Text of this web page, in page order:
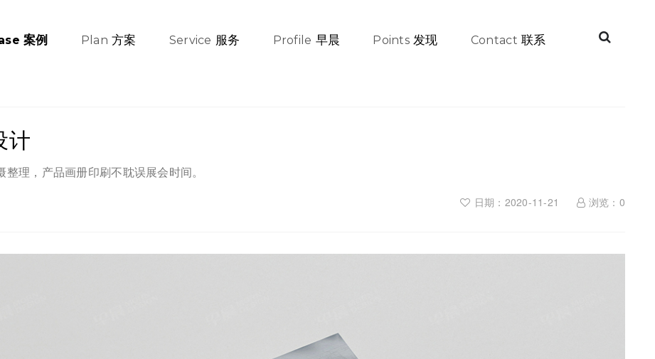
案例 Plan 方案 Service 服务 Profile 早晨 Points 发现 Contact 联系
计
理，产品画册印刷不耽误展会时间。
日期：2020-11-21 浏览： 0